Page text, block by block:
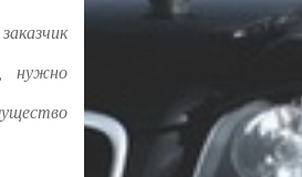
нужно